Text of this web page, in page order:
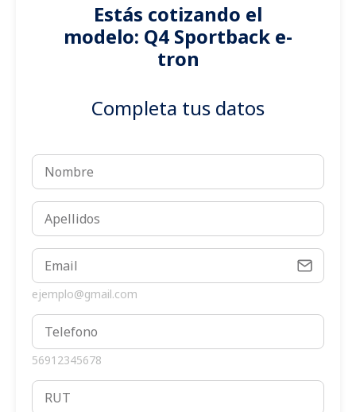
Estás cotizando el
modelo: Q4 Sportback e-
tron
Completa tus datos
ejemplo@gmail.com
56912345678